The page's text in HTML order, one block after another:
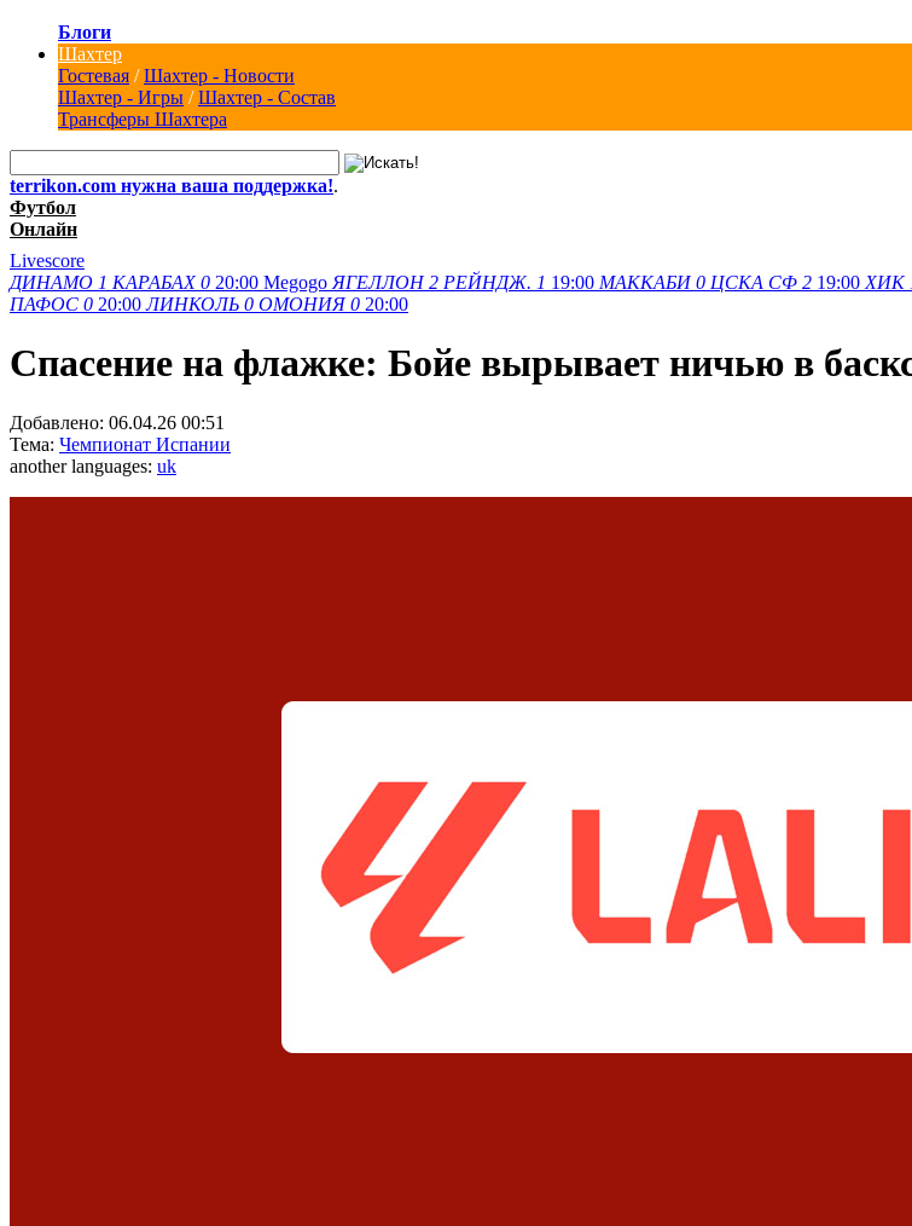
Блоги
Шахтер
Гостевая /Шахтер - Новости
Шахтер - Игры /Шахтер - Состав
Трансферы Шахтера
terrikon.com нужна ваша поддержка!.
Футбол
Онлайн
Livescore
ДИНАМО 1 КАРАБАХ 0 20:00 Megogo ЯГЕЛЛОН 2 РЕЙНДЖ. 1 19:00 МАККАБИ 0 ЦСКА СФ 2 19:00 ХИК
ПАФОС 0 20:00 ЛИНКОЛЬ 0 ОМОНИЯ 0 20:00
Спасение на флажке: Бойе вырывает ничью в
Добавлено: 06.04.26 00:51
Тема: Чемпионат Испании
another languages: uk